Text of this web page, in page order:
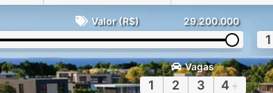
Valor (R$) 29.200.000
1
Vagas
1 2 3 4 +